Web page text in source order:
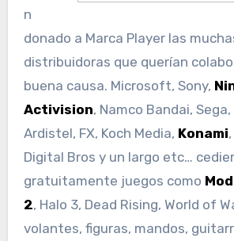
n
donado a Marca Player las
distribuidoras que querían
buena causa. Microsoft, Sony,
Activision, Namco Bandai,
Ardistel, FX, Koch Media, Konami
Digital Bros y un largo etc…
gratuitamente juegos como
2, Halo 3, Dead Rising, World of
volantes, figuras, mandos,